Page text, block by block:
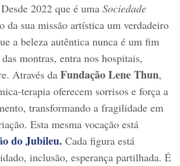
2022 que é uma Sociedade
da sua missão artística um verdadeiro
a beleza autêntica nunca é um fim
montras, entra nos hospitais,
Através da Fundação Lene Thun,
terapia oferecem sorrisos e força a
transformando a fragilidade em
Esta mesma vocação está
do Jubileu. Cada figura está
inclusão, esperança partilhada. É